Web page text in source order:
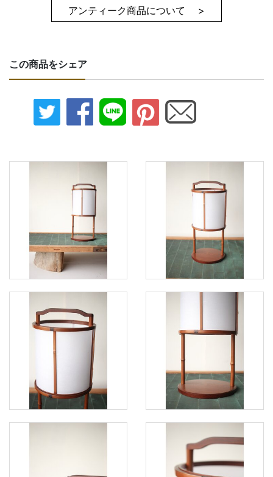
アンティーク商品について >
この商品をシェア